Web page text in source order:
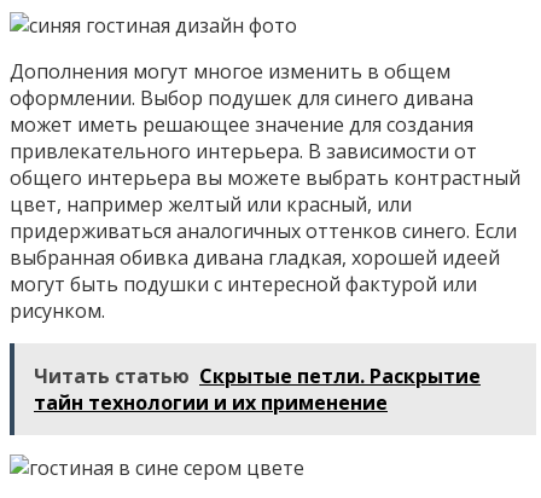
Дополнения могут многое изменить в общем
оформлении. Выбор подушек для синего дивана
может иметь решающее значение для создания
привлекательного интерьера. В зависимости от
общего интерьера вы можете выбрать контрастный
цвет, например желтый или красный, или
придерживаться аналогичных оттенков синего. Если
выбранная обивка дивана гладкая, хорошей идеей
могут быть подушки с интересной фактурой или
рисунком.
Читать статью Скрытые петли. Раскрытие
тайн технологии и их применение